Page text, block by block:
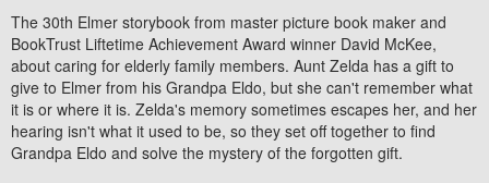
The 30th Elmer storybook from master picture book maker and
BookTrust Liftetime Achievement Award winner David McKee,
about caring for elderly family members. Aunt Zelda has a gift to
give to Elmer from his Grandpa Eldo, but she can't remember what
it is or where it is. Zelda's memory sometimes escapes her, and her
hearing isn't what it used to be, so they set off together to find
Grandpa Eldo and solve the mystery of the forgotten gift.